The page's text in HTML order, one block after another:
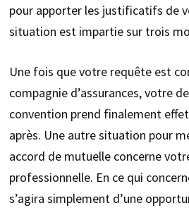
pour apporter les justificatifs de
situation est impartie sur trois
Une fois que votre requête est
compagnie d’assurances, votre
convention prend finalement
après. Une autre situation pour
accord de mutuelle concerne
professionnelle. En ce qui
s’agira simplement d’une